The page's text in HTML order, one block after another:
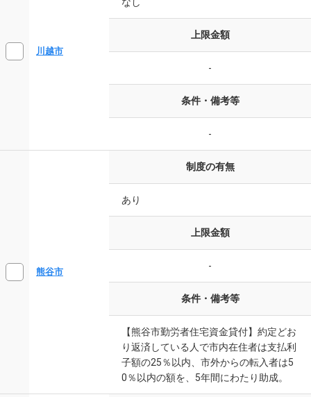
川越市
上限金額
-
条件・備考等
-
熊谷市
制度の有無
あり
上限金額
-
条件・備考等
【熊谷市勤労者住宅資金貸付】約定どお
り返済している人で市内在住者は支払利
子額の25％以内、市外からの転入者は5
0％以内の額を、5年間にわたり助成。